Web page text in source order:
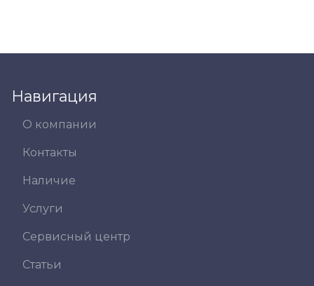
Навигация
О компании
Контакты
Наличие
Услуги
Сервисный центр
Статьи